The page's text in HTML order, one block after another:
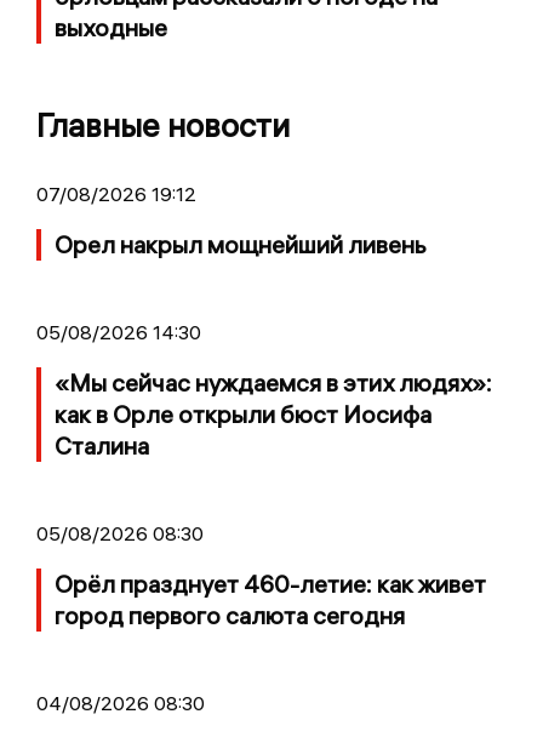
выходные
Главные новости
07/08/2026 19:12
Орел накрыл мощнейший ливень
05/08/2026 14:30
«Мы сейчас нуждаемся в этих людях»:
как в Орле открыли бюст Иосифа
Сталина
05/08/2026 08:30
Орёл празднует 460-летие: как живет
город первого салюта сегодня
04/08/2026 08:30